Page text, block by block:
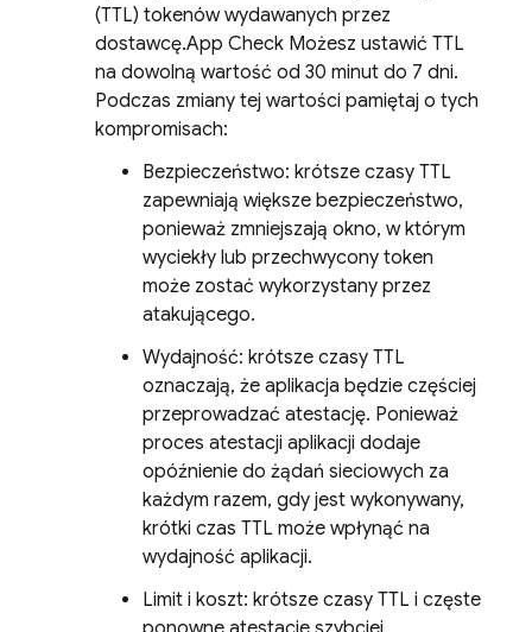
(TTL) tokenów wydawanych przez
dostawcę.App Check Możesz ustawić TTL
na dowolną wartość od 30 minut do 7 dni.
Podczas zmiany tej wartości pamiętaj o tych
kompromisach:
Bezpieczeństwo: krótsze czasy TTL
zapewniają większe bezpieczeństwo,
ponieważ zmniejszają okno, w którym
wyciekły lub przechwycony token
może zostać wykorzystany przez
atakującego.
Wydajność: krótsze czasy TTL
oznaczają, że aplikacja będzie częściej
przeprowadzać atestację. Ponieważ
proces atestacji aplikacji dodaje
opóźnienie do żądań sieciowych za
każdym razem, gdy jest wykonywany,
krótki czas TTL może wpłynąć na
wydajność aplikacji.
Limit i koszt: krótsze czasy TTL i częste